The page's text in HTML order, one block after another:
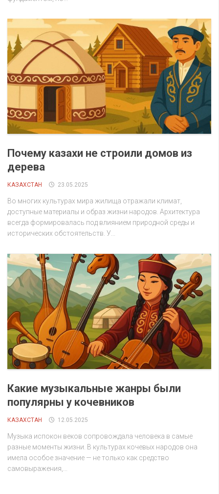
Почему казахи не строили домов из
дерева
КАЗАХСТАН 23.05.2025
Во многих культурах мира жилища отражали климат,
доступные материалы и образ жизни народов. Архитектура
всегда формировалась под влиянием природной среды и
исторических обстоятельств. У...
Какие музыкальные жанры были
популярны у кочевников
КАЗАХСТАН 12.05.2025
Музыка испокон веков сопровождала человека в самые
разные моменты жизни. В культурах кочевых народов она
имела особое значение — не только как средство
самовыражения,...